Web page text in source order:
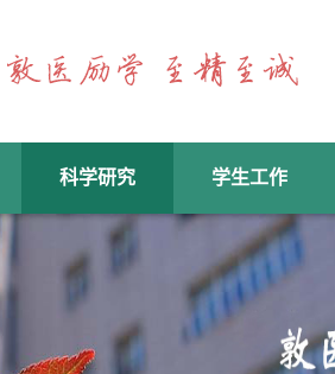
科学研究 学生工作